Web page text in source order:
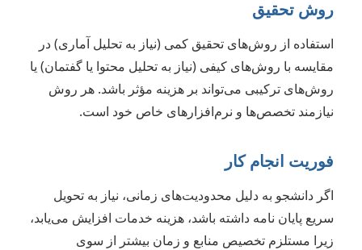
روش تحقیق
استفاده از روش‌های تحقیق کمی (نیاز به تحلیل آماری) در
مقایسه با روش‌های کیفی (نیاز به تحلیل محتوا یا گفتمان) یا
روش‌های ترکیبی می‌تواند بر هزینه مؤثر باشد. هر روش
نیازمند تخصص‌ها و نرم‌افزارهای خاص خود است.
فوریت انجام کار
اگر دانشجو به دلیل محدودیت‌های زمانی، نیاز به تحویل
سریع پایان نامه داشته باشد، هزینه خدمات افزایش می‌یابد،
زیرا مستلزم تخصیص منابع و زمان بیشتر از سوی